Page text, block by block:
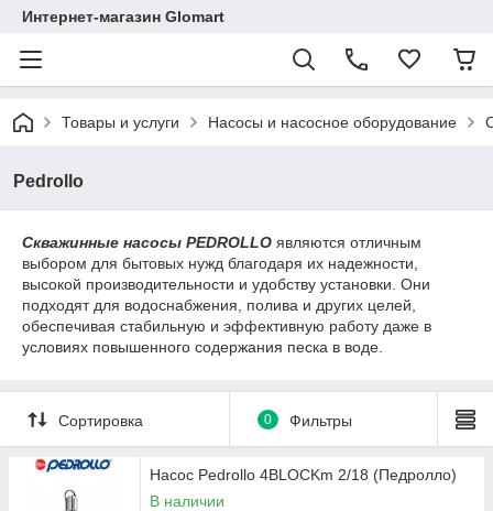
Интернет-магазин Glomart
Товары и услуги Насосы и насосное оборудование
Pedrollo
Скважинные насосы PEDROLLO являются отличным
выбором для бытовых нужд благодаря их надежности,
высокой производительности и удобству установки. Они
подходят для водоснабжения, полива и других целей,
обеспечивая стабильную и эффективную работу даже в
условиях повышенного содержания песка в воде.
Сортировка 0 Фильтры
Насос Pedrollo 4BLOCKm 2/18 (Педролло)
В наличии